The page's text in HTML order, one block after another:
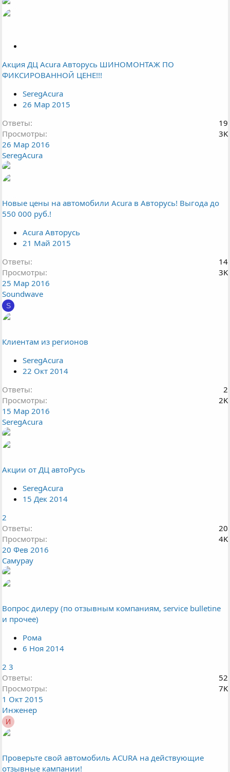
к
р
т
а
Акция ДЦ Acura Авторусь ШИНОМОНТАЖ ПО
ФИКСИРОВАННОЙ ЦЕНЕ!!!
SeregAcura
26 Мар 2015
Ответы
19
Просмотры
3K
26 Мар 2016
SeregAcura
Новые цены на автомобили Acura в Авторусь! Выгода до
550 000 руб.!
Acura Авторусь
21 Май 2015
Ответы
14
Просмотры
3K
25 Мар 2016
Soundwave
S
Клиентам из регионов
SeregAcura
22 Окт 2014
Ответы
2
Просмотры
2K
15 Мар 2016
SeregAcura
Акции от ДЦ автоРусь
SeregAcura
15 Дек 2014
2
Ответы
20
Просмотры
4K
20 Фев 2016
Самурау
Вопрос дилеру (по отзывным компаниям, service bulletine
и прочее)
Рома
6 Ноя 2014
2 3
Ответы
52
Просмотры
7K
1 Окт 2015
Инженер
И
Проверьте свой автомобиль ACURA на действующие
отзывные кампании!